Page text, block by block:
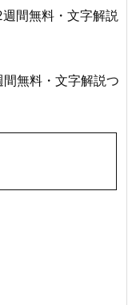
週間無料・文字解説
間無料・文字解説つ